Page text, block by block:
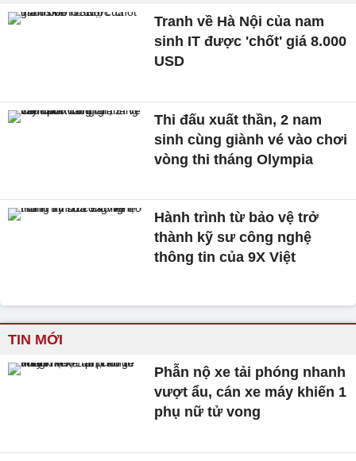
Tranh về Hà Nội của nam
sinh IT được 'chốt' giá 8.000
USD
Thi đấu xuất thần, 2 nam
sinh cùng giành vé vào chơi
vòng thi tháng Olympia
Hành trình từ bảo vệ trở
thành kỹ sư công nghệ
thông tin của 9X Việt
TIN MỚI
Phẫn nộ xe tải phóng nhanh
vượt ẩu, cán xe máy khiến 1
phụ nữ tử vong